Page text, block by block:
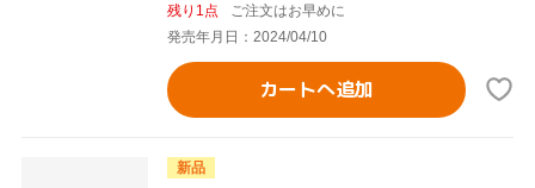
残り1点
ご注文はお早めに
発売年月日：2024/04/10
カートへ追加
新品